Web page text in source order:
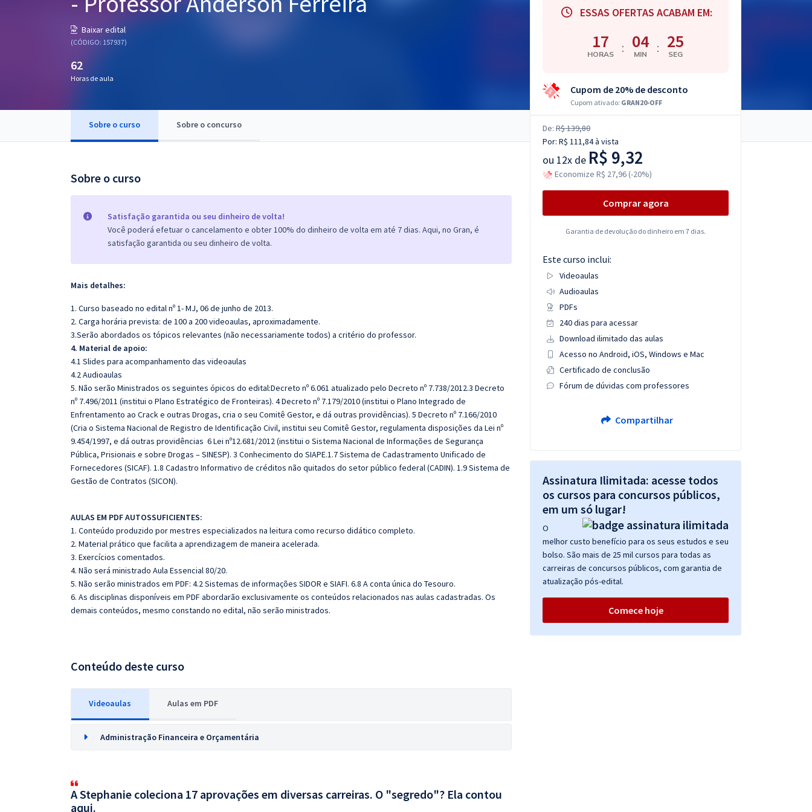
Baixar edital
(CÓDIGO: 157937)
62
Horas de aula
Sobre o curso Sobre o concurso
Sobre o curso
Satisfação garantida ou seu dinheiro de volta!
Você poderá efetuar o cancelamento e obter 100% do dinheiro de volta em até 7 dias. Aqui, no Gran, é
satisfação garantida ou seu dinheiro de volta.
Mais detalhes:
1. Curso baseado no edital nº 1- MJ, 06 de junho de 2013.
2. Carga horária prevista: de 100 a 200 videoaulas, aproximadamente.
3.Serão abordados os tópicos relevantes (não necessariamente todos) a critério do professor.
4. Material de apoio:
4.1 Slides para acompanhamento das videoaulas
4.2 Audioaulas
5. Não serão Ministrados os seguintes ópicos do edital:Decreto nº 6.061 atualizado pelo Decreto nº 7.738/2012.3 Decreto
nº 7.496/2011 (institui o Plano Estratégico de Fronteiras). 4 Decreto nº 7.179/2010 (institui o Plano Integrado de
Enfrentamento ao Crack e outras Drogas, cria o seu Comitê Gestor, e dá outras providências). 5 Decreto nº 7.166/2010
(Cria o Sistema Nacional de Registro de Identificação Civil, institui seu Comitê Gestor, regulamenta disposições da Lei nº
9.454/1997, e dá outras providências 6 Lei nº12.681/2012 (institui o Sistema Nacional de Informações de Segurança
Pública, Prisionais e sobre Drogas – SINESP). 3 Conhecimento do SIAPE.1.7 Sistema de Cadastramento Unificado de
Fornecedores (SICAF). 1.8 Cadastro Informativo de créditos não quitados do setor público federal (CADIN). 1.9 Sistema de
Gestão de Contratos (SICON).
AULAS EM PDF AUTOSSUFICIENTES:
1. Conteúdo produzido por mestres especializados na leitura como recurso didático completo.
2. Material prático que facilita a aprendizagem de maneira acelerada.
3. Exercícios comentados.
4. Não será ministrado Aula Essencial 80/20.
5. Não serão ministrados em PDF: 4.2 Sistemas de informações SIDOR e SIAFI. 6.8 A conta única do Tesouro.
6. As disciplinas disponíveis em PDF abordarão exclusivamente os conteúdos relacionados nas aulas cadastradas. Os
demais conteúdos, mesmo constando no edital, não serão ministrados.
Conteúdo deste curso
Videoaulas Aulas em PDF
Administração Financeira e Orçamentária
A Stephanie coleciona 17 aprovações em diversas carreiras. O "segredo"? Ela contou
aqui.
ESSAS OFERTAS ACABAM EM:
17
HORAS : 04
MIN : 24
SEG
Cupom de 20% de desconto
Cupom ativado: GRAN20-OFF
De: R$ 139,80
Por: R$ 111,84à vista
ou 12x de R$ 9,32
Economize R$ 27,96 (-20%)
Comprar agora
Garantia de devolução do dinheiro em 7 dias.
Este curso inclui:
Videoaulas
Audioaulas
PDFs
240 dias para acessar
Download ilimitado das aulas
Acesso no Android, iOS, Windows e Mac
Certificado de conclusão
Fórum de dúvidas com professores
Compartilhar
Assinatura Ilimitada: acesse todos
os cursos para concursos públicos,
em um só lugar!
O
melhor custo benefício para os seus estudos e seu
bolso. São mais de 25 mil cursos para todas as
carreiras de concursos públicos, com garantia de
atualização pós-edital.
Comece hoje